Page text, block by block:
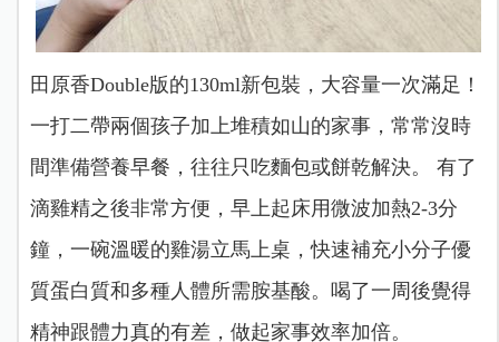
田原香Double版的130ml新包裝，大容量一次滿足！
一打二帶兩個孩子加上堆積如山的家事，常常沒時
間準備營養早餐，往往只吃麵包或餅乾解決。 有了
滴雞精之後非常方便，早上起床用微波加熱2-3分
鐘，一碗溫暖的雞湯立馬上桌，快速補充小分子優
質蛋白質和多種人體所需胺基酸。喝了一周後覺得
精神跟體力真的有差，做起家事效率加倍。